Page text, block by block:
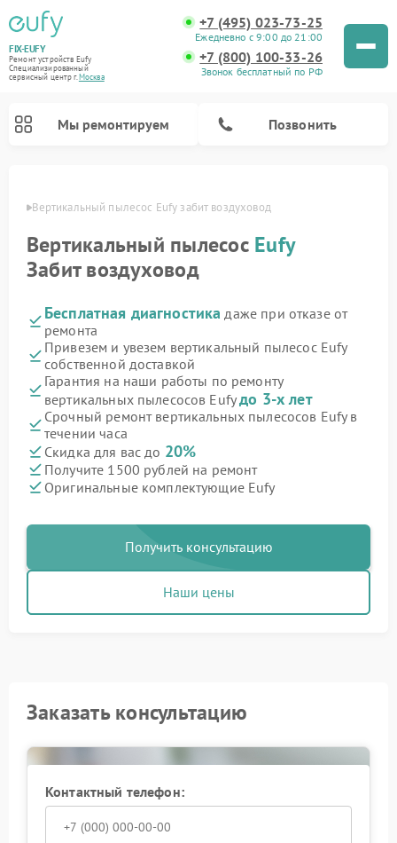
FIX-EUFY
Ремонт устройств Eufy
Специализированный
cервисный центр г.Москва
+7 (495) 023-73-25
Ежедневно с 9:00 до 21:00
+7 (800) 100-33-26
Звонок бесплатный по РФ
Мы ремонтируем Позвонить
Вертикальный пылесос Eufy забит воздуховод
Вертикальный пылесос Eufy
Забит воздуховод
Бесплатная диагностика даже при отказе от
ремонта
Привезем и увезем вертикальный пылесос Eufy
собственной доставкой
Гарантия на наши работы по ремонту
вертикальных пылесосов Eufyдо 3-х лет
Срочный ремонт вертикальных пылесосов Eufy в
течении часа
Скидка для вас до 20%
Получите 1500 рублей на ремонт
Оригинальные комплектующие Eufy
Получить консультацию
Наши цены
Заказать консультацию
Контактный телефон: